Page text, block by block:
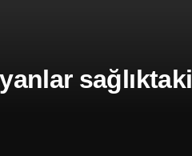
sağlıktaki